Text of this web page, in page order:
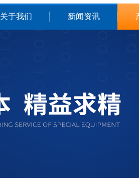
关于我们 新闻资讯